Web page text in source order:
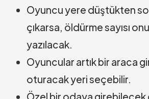
Oyuncu yere düştükten
çıkarsa, öldürme sayısı
yazılacak.
Oyuncular artık bir araca
oturacak yeri seçebilir.
Özel bir odaya girebilecek